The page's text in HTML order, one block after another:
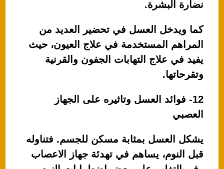
نضارة البشرة.
كما ويدخل العسل في تحضير العديد من
المراهم المستخدمة في علاج العيون، حيث
يفيد في علاج التهابات الجفون والقرنية
وتقرحاتها.
12- فوائد العسل وتاثيره على الجهاز
العصبي
يشكل العسل بمثابة مسكن للجسم. فتناوله
قبل النوم، يساهم في تهدئة جهاز الاعصاب